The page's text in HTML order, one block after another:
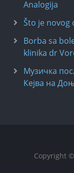
Analogija
Što je novog
Borba sa
klinika dr
Музичка
Кејва на
Copyright